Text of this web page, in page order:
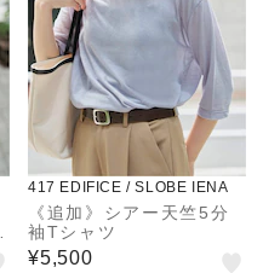
417 EDIFICE / SLOBE IENA
《追加》シアー天竺5分
袖Tシャツ
¥5,500